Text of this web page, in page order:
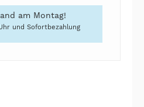
am Montag!
und Sofortbezahlung